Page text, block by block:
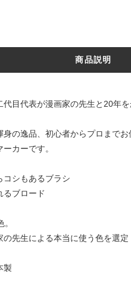
商品説明
代目代表が漫画家の先生と20年を
身の逸品、初心者からプロまでお
カーです。
コシもあるブラシ
るブロード
の先生による本当に使う色を選定
製